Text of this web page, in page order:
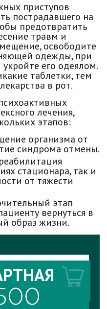
приступов
пострадавшего на
предотвратить
травм и
освободите
одежды, при
его одеялом.
таблетки, тем
в рот.
лечения,
этапов:
организма от
синдрома отмены.
стационара, так и
от тяжести
этап
вернуться в
образ жизни.
500 мл